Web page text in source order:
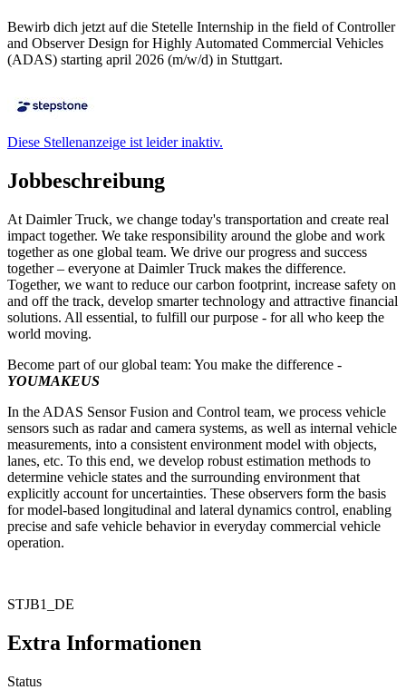
Bewirb dich jetzt auf die Stetelle Internship in the field of Controller
and Observer Design for Highly Automated Commercial Vehicles
(ADAS) starting april 2026 (m/w/d) in Stuttgart.
Diese Stellenanzeige ist leider inaktiv.
Jobbeschreibung
At Daimler Truck, we change today's transportation and create real
impact together. We take responsibility around the globe and work
together as one global team. We drive our progress and success
together – everyone at Daimler Truck makes the difference.
Together, we want to reduce our carbon footprint, increase safety on
and off the track, develop smarter technology and attractive financial
solutions. All essential, to fulfill our purpose - for all who keep the
world moving.
Become part of our global team: You make the difference -
YOUMAKEUS
In the ADAS Sensor Fusion and Control team, we process vehicle
sensors such as radar and camera systems, as well as internal vehicle
measurements, into a consistent environment model with objects,
lanes, etc. To this end, we develop robust estimation methods to
determine vehicle states and the surrounding environment that
explicitly account for uncertainties. These observers form the basis
for model‑based longitudinal and lateral dynamics control, enabling
precise and safe vehicle behavior in everyday commercial vehicle
operation.
STJB1_DE
Extra Informationen
Status